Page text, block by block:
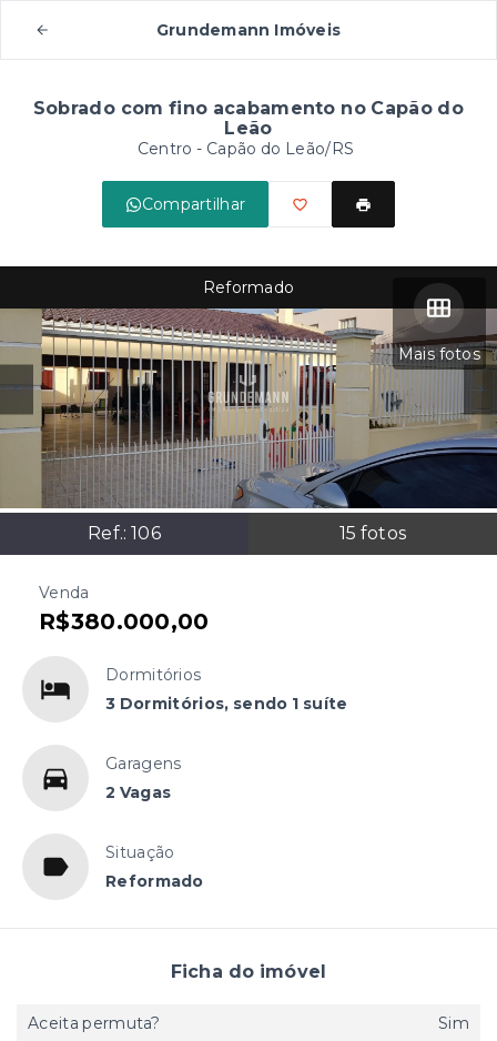
Grundemann Imóveis
Sobrado com fino acabamento no Capão do
Leão
Centro - Capão do Leão/RS
Compartilhar
Mais fotos
Ref.:106 15 fotos
Reformado
Venda
R$380.000,00
Dormitórios
3 Dormitórios, sendo 1 suíte
Garagens
2 Vagas
Situação
Reformado
Ficha do imóvel
Aceita permuta?
Sim